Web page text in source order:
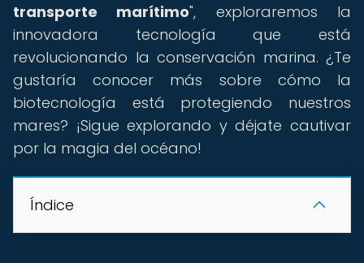
transporte marítimo", exploraremos la
innovadora tecnología que está
revolucionando la conservación marina. ¿Te
gustaría conocer más sobre cómo la
biotecnología está protegiendo nuestros
mares? ¡Sigue explorando y déjate cautivar
por la magia del océano!
Índice